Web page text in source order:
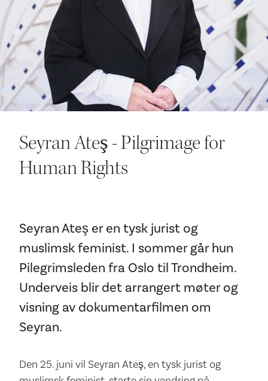
Ditt besøk
Seyran Ateş - Pilgrimage for
Human Rights
Seyran Ateş er en tysk jurist og
muslimsk feminist. I sommer går hun
Pilegrimsleden fra Oslo til Trondheim.
Underveis blir det arrangert møter og
visning av dokumentarfilmen om
Seyran.
Den 25. juni vil Seyran Ateş, en tysk jurist og